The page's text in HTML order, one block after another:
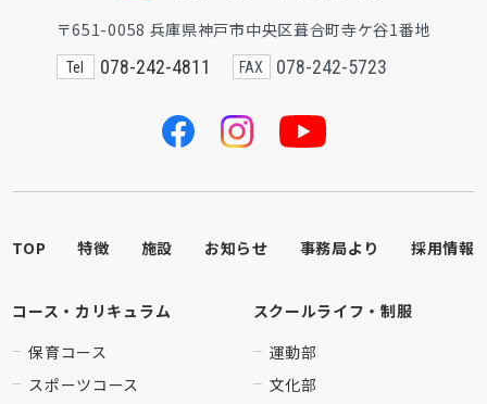
〒651-0058 兵庫県神戸市中央区葺合町寺ケ谷1番地
Tel 078-242-4811 FAX 078-242-5723
TOP 特徴 施設 お知らせ 事務局より 採用情報
コース・カリキュラム
保育コース
スポーツコース
スクールライフ・制服
運動部
文化部